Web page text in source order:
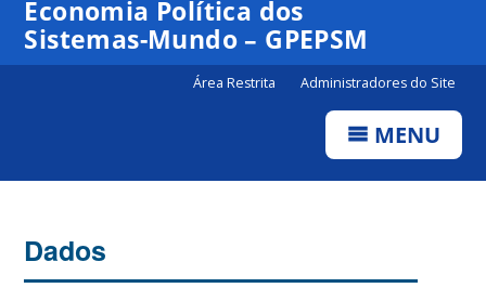
Economia Política dos
Sistemas-Mundo – GPEPSM
Área Restrita Administradores do Site
MENU
Dados